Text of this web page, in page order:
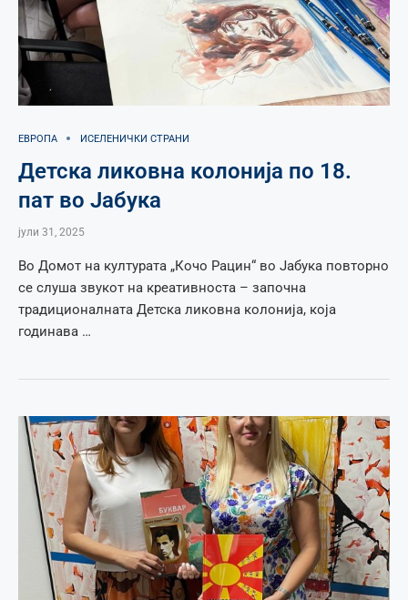
ЕВРОПА ИСЕЛЕНИЧКИ СТРАНИ
Детска ликовна колонија по 18.
пат во Јабука
јули 31, 2025
Во Домот на културата „Кочо Рацин“ во Јабука повторно
се слуша звукот на креативноста – започна
традиционалната Детска ликовна колонија, која
годинава …